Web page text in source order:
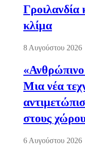
Γροιλανδία
κλίμα
8 Αυγούστου 2026
Μια νέα
στους
6 Αυγούστου 2026